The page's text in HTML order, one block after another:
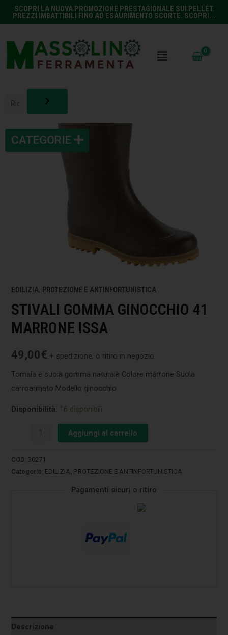
SCOPRI LA NUOVA PROMOZIONE PRESTAGIONALE SUI PELLET.
PREZZI IMBATTIBILI FINO AD ESAURIMENTO SCORTE. SCOPRI...
EDILIZIA, PROTEZIONE E ANTINFORTUNISTICA
STIVALI GOMMA GINOCCHIO 41
MARRONE ISSA
49,00€ + spedizione, o ritiro in negozio
Tomaia e suola gomma naturale Colore marrone Suola
carroarmato Modello ginocchio
Disponibilità: 16 disponibili
Aggiungi al carrello
COD: 30271
Categorie: EDILIZIA PROTEZIONE E ANTINFORTUNISTICA
Pagamenti sicuri o ritiro
Descrizione